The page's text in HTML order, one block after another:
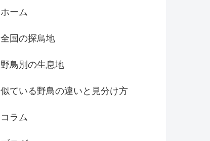
ホーム
全国の探鳥地
野鳥別の生息地
似ている野鳥の違いと見分け方
コラム